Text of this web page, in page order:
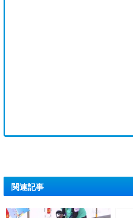
関連記事